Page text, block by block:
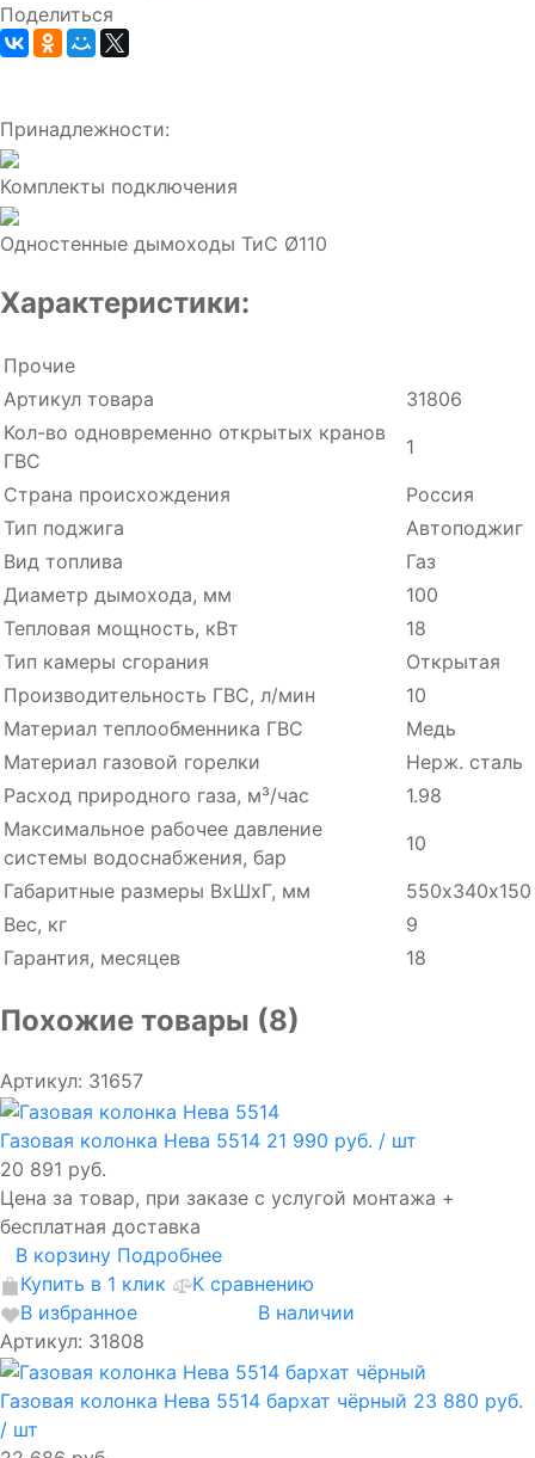
Поделиться
Принадлежности:
Комплекты подключения
Одностенные дымоходы ТиС Ø110
Характеристики:
Прочие
Артикул товара
31806
Кол-во одновременно открытых кранов
ГВС
1
Страна происхождения
Россия
Тип поджига
Автоподжиг
Вид топлива
Газ
Диаметр дымохода, мм
100
Тепловая мощность, кВт
18
Тип камеры сгорания
Открытая
Производительность ГВC, л/мин
10
Материал теплообменника ГВС
Медь
Материал газовой горелки
Нерж. сталь
Расход природного газа, м³/час
1.98
Максимальное рабочее давление
системы водоснабжения, бар
10
Габаритные размеры ВхШхГ, мм
550х340х150
Вес, кг
9
Гарантия, месяцев
18
Похожие товары (8)
Артикул: 31657
Газовая колонка Нева 5514 21 990 руб. / шт
20 891 руб.
Цена за товар, при заказе с услугой монтажа +
бесплатная доставка
В корзину Подробнее
Купить в 1 клик
К сравнению
В избранное
В наличии
Артикул: 31808
Газовая колонка Нева 5514 бархат чёрный 23 880 руб.
/ шт